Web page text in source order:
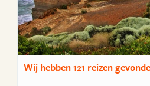
Wij hebben121 reizen